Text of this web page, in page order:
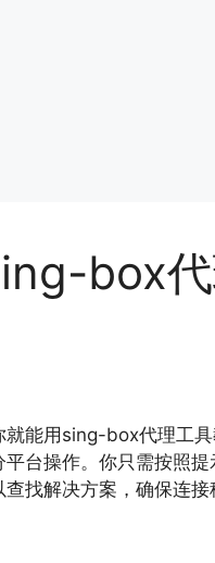
box
能用sing-box代理工
台操作。你只需按照
找解决方案，确保连接